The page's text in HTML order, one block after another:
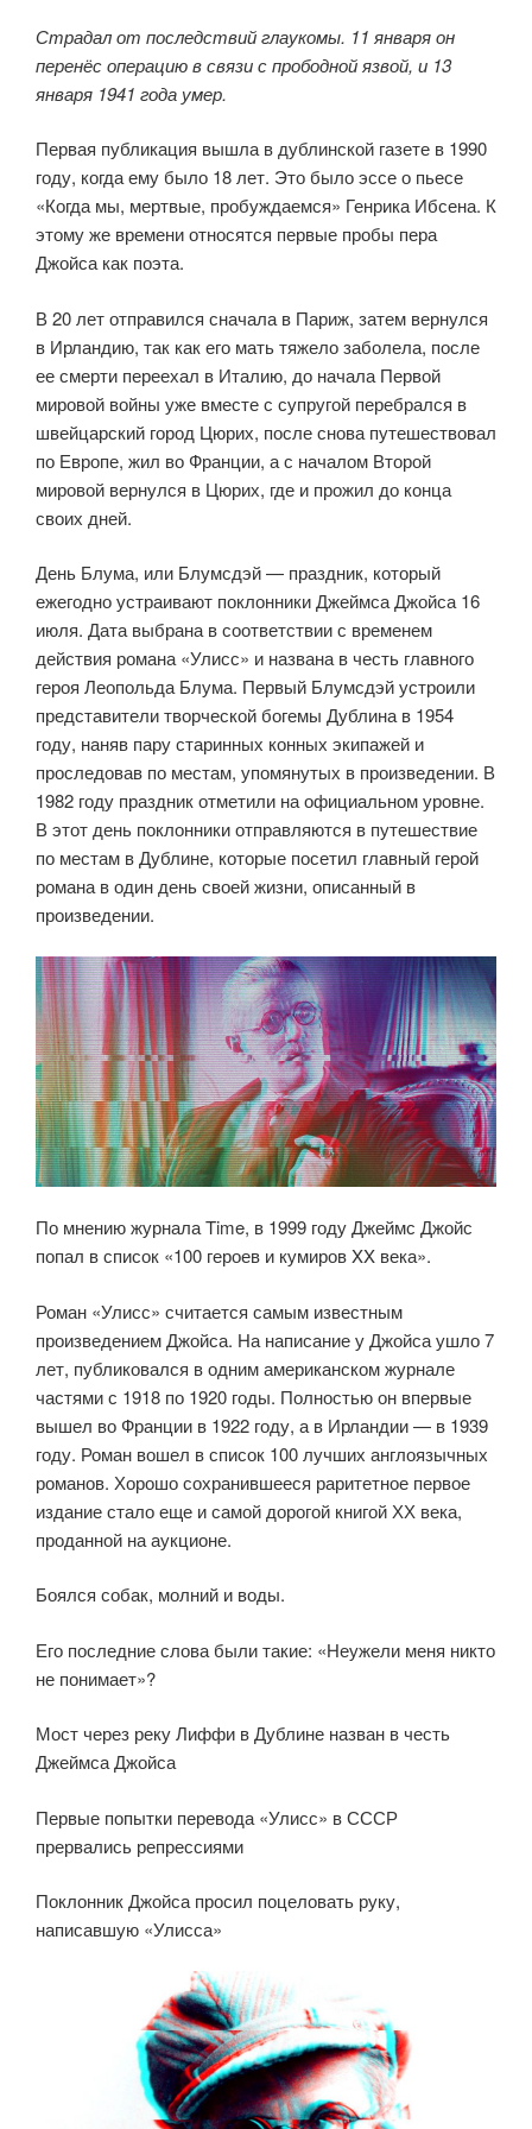
Страдал от последствий глаукомы. 11 января он
перенёс операцию в связи с прободной язвой, и 13
января 1941 года умер.
Первая публикация вышла в дублинской газете в 1990
году, когда ему было 18 лет. Это было эссе о пьесе
«Когда мы, мертвые, пробуждаемся» Генрика Ибсена. К
этому же времени относятся первые пробы пера
Джойса как поэта.
В 20 лет отправился сначала в Париж, затем вернулся
в Ирландию, так как его мать тяжело заболела, после
ее смерти переехал в Италию, до начала Первой
мировой войны уже вместе с супругой перебрался в
швейцарский город Цюрих, после снова путешествовал
по Европе, жил во Франции, а с началом Второй
мировой вернулся в Цюрих, где и прожил до конца
своих дней.
День Блума, или Блумсдэй — праздник, который
ежегодно устраивают поклонники Джеймса Джойса 16
июля. Дата выбрана в соответствии с временем
действия романа «Улисс» и названа в честь главного
героя Леопольда Блума. Первый Блумсдэй устроили
представители творческой богемы Дублина в 1954
году, наняв пару старинных конных экипажей и
проследовав по местам, упомянутых в произведении. В
1982 году праздник отметили на официальном уровне.
В этот день поклонники отправляются в путешествие
по местам в Дублине, которые посетил главный герой
романа в один день своей жизни, описанный в
произведении.
По мнению журнала Time, в 1999 году Джеймс Джойс
попал в список «100 героев и кумиров XX века».
Роман «Улисс» считается самым известным
произведением Джойса. На написание у Джойса ушло 7
лет, публиковался в одним американском журнале
частями с 1918 по 1920 годы. Полностью он впервые
вышел во Франции в 1922 году, а в Ирландии — в 1939
году. Роман вошел в список 100 лучших англоязычных
романов. Хорошо сохранившееся раритетное первое
издание стало еще и самой дорогой книгой ХХ века,
проданной на аукционе.
Боялся собак, молний и воды.
Его последние слова были такие: «Неужели меня никто
не понимает»?
Мост через реку Лиффи в Дублине назван в честь
Джеймса Джойса
Первые попытки перевода «Улисс» в СССР
прервались репрессиями
Поклонник Джойса просил поцеловать руку,
написавшую «Улисса»